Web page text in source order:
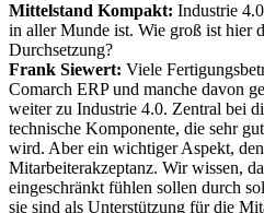
Mittelstand Kompakt: Industrie
in aller Munde ist. Wie groß ist hier
Durchsetzung?
Frank Siewert: Viele
Comarch ERP und manche davon
weiter zu Industrie 4.0. Zentral bei
technische Komponente, die sehr
wird. Aber ein wichtiger Aspekt,
Mitarbeiterakzeptanz. Wir wissen,
eingeschränkt fühlen sollen durch
sie sind als Unterstützung für die